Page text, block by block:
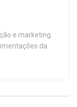
e marketing
da